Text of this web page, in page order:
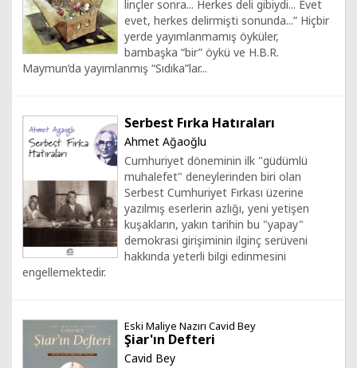
linçler sonra... Herkes deli gibiydi... Evet
evet, herkes delirmişti sonunda...” Hiçbir
yerde yayımlanmamış öyküler,
bambaşka “bir” öykü ve H.B.R.
Maymun’da yayımlanmış “Sıdıka”lar...
Serbest Fırka Hatıraları
Ahmet Ağaoğlu
Cumhuriyet döneminin ilk "güdümlü
muhalefet" deneylerinden biri olan
Serbest Cumhuriyet Fırkası üzerine
yazılmış eserlerin azlığı, yeni yetişen
kuşakların, yakın tarihin bu "yapay"
demokrasi girişiminin ilginç serüveni
hakkında yeterli bilgi edinmesini
engellemektedir.
Eski Maliye Nazırı Cavid Bey
Şiar'ın Defteri
Cavid Bey